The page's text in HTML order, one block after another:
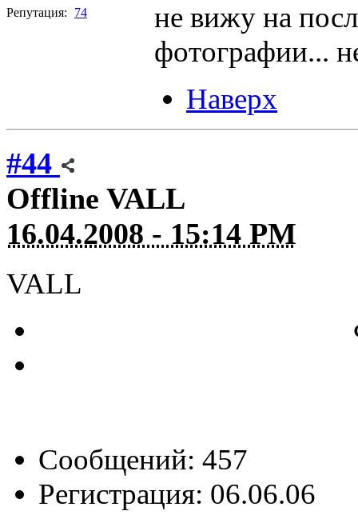
Репутация: 74
не вижу на
фотографии...
Наверх
#44
Offline VALL
16.04.2008 - 15:14 PM
VALL
Сообщений: 457
Регистрация: 06.06.06